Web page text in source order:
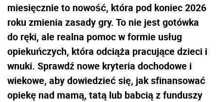
miesięcznie to nowość, która pod koniec 2026
roku zmienia zasady gry. To nie jest gotówka
do ręki, ale realna pomoc w formie usług
opiekuńczych, która odciąża pracujące dzieci i
wnuki. Sprawdź nowe kryteria dochodowe i
wiekowe, aby dowiedzieć się, jak sfinansować
opiekę nad mamą, tatą lub babcią z funduszy